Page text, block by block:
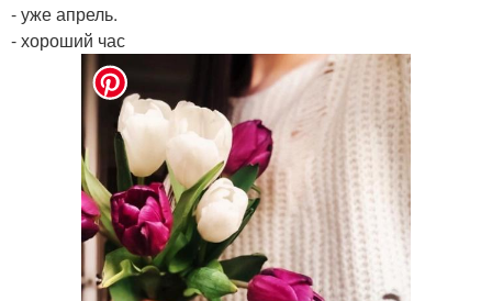
- уже апрель.
- хороший час